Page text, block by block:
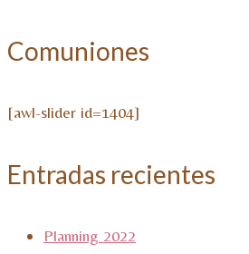
Comuniones
[awl-slider id=1404]
Entradas recientes
Planning 2022